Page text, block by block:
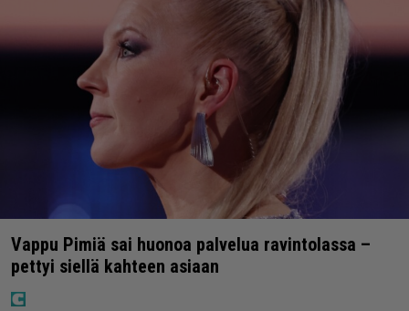
Vappu Pimiä sai huonoa palvelua ravintolassa –
pettyi siellä kahteen asiaan